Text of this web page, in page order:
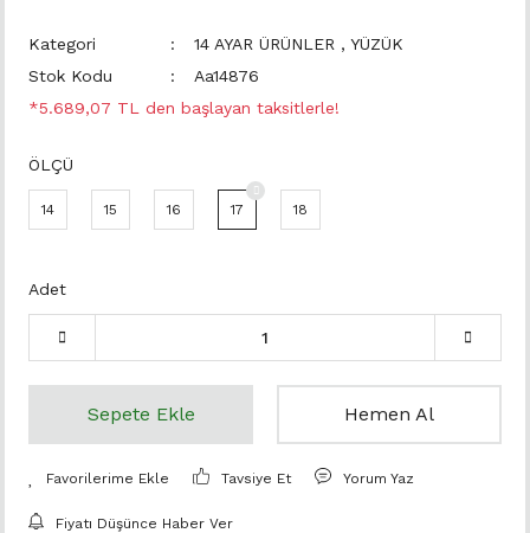
Kategori 14 AYAR ÜRÜNLER , YÜZÜK
Stok Kodu
Aa14876
*5.689,07 TL den başlayan taksitlerle!
ÖLÇÜ
14 15 16 17 18
Adet
Sepete Ekle Hemen Al
Tavsiye Et Yorum Yaz
Fiyatı Düşünce Haber Ver